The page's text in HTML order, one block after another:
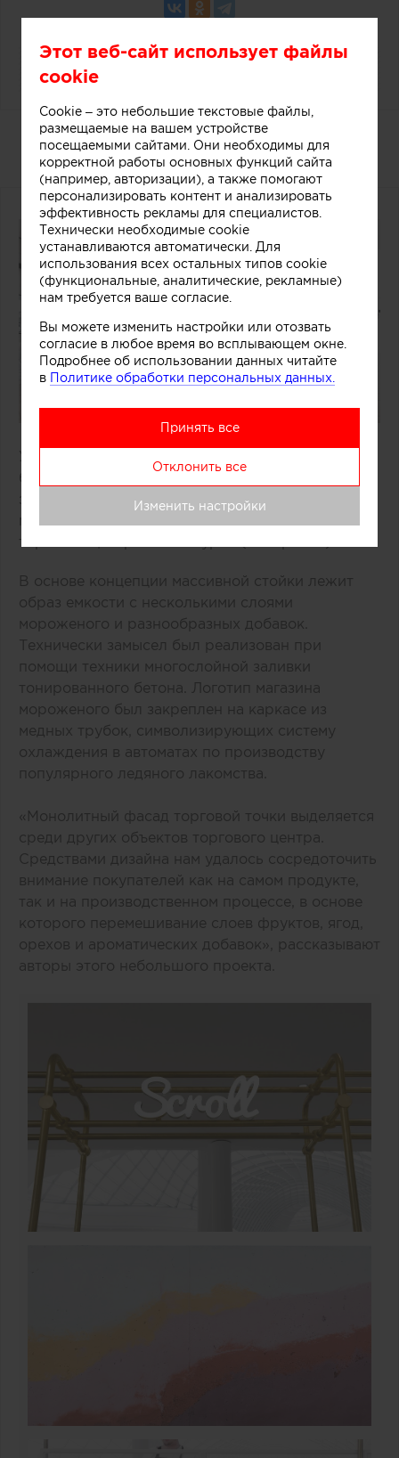
Дизайнерский прилавок в
магазине мороженого
Удачное решение предложили специалисты
бюро One Design Office и Studio Twocan,
занимавшиеся дизайном небольшого магазина
мороженого, расположенного в одном из
торговых центров Мельбурна (Австралия).
В основе концепции массивной стойки лежит
образ емкости с несколькими слоями
мороженого и разнообразных добавок.
Технически замысел был реализован при
помощи техники многослойной заливки
тонированного бетона. Логотип магазина
мороженого был закреплен на каркасе из
медных трубок, символизирующих систему
охлаждения в автоматах по производству
популярного ледяного лакомства.
«Монолитный фасад торговой точки выделяется
среди других объектов торгового центра.
Средствами дизайна нам удалось сосредоточить
внимание покупателей как на самом продукте,
так и на производственном процессе, в основе
которого перемешивание слоев фруктов, ягод,
орехов и ароматических добавок», рассказывают
авторы этого небольшого проекта.
Этот веб-сайт использует файлы
cookie
Cookie – это небольшие текстовые файлы,
размещаемые на вашем устройстве
посещаемыми сайтами. Они необходимы для
корректной работы основных функций сайта
(например, авторизации), а также помогают
персонализировать контент и анализировать
эффективность рекламы для специалистов.
Технически необходимые cookie
устанавливаются автоматически. Для
использования всех остальных типов cookie
(функциональные, аналитические, рекламные)
нам требуется ваше согласие.
Вы можете изменить настройки или отозвать
согласие в любое время во всплывающем окне.
Подробнее об использовании данных читайте
в Политике обработки персональных данных.
Принять все
Отклонить все
Изменить настройки